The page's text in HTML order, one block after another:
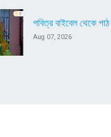
পবিত্র বাইবেল থেকে পাঠ
Aug 07, 2026